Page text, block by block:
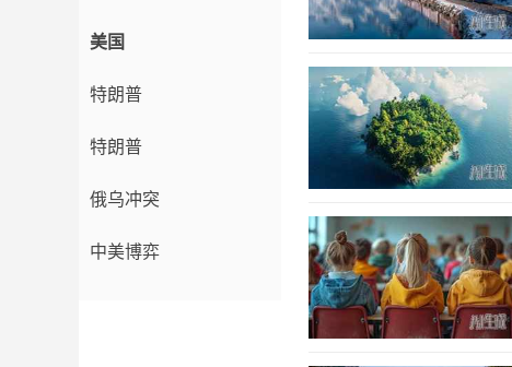
美国
特朗普
特朗普
俄乌冲突
中美博弈